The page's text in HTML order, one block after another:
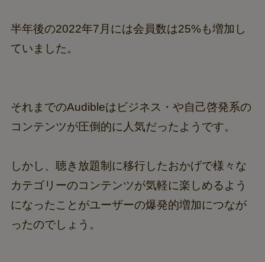
半年後の2022年7月には会員数は25%も増加し
ていました。
それまでのAudibleはビジネス・や自己啓発系の
コンテンツが圧倒的に人気だったようです。
しかし、聴き放題制に移行したおかげで様々な
カテゴリーのコンテンツが気軽に楽しめるよう
になったことがユーザーの爆発的増加につなが
ったのでしょう。